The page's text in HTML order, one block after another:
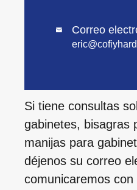
 Correo
Si tiene consultas
gabinetes, bisagras
manijas para
déjenos su correo
comunicaremos